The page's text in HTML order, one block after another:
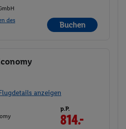
des
Buchen
anzeigen
p.P.
814.-